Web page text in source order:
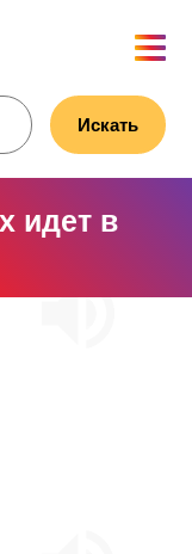
Искать
идет в